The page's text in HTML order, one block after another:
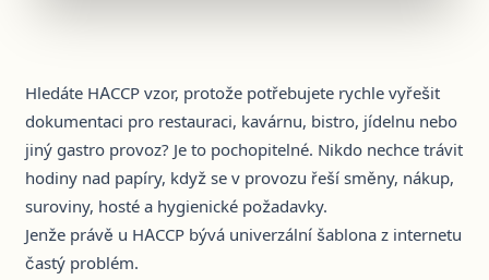
Hledáte HACCP vzor, protože potřebujete rychle vyřešit
dokumentaci pro restauraci, kavárnu, bistro, jídelnu nebo
jiný gastro provoz? Je to pochopitelné. Nikdo nechce trávit
hodiny nad papíry, když se v provozu řeší směny, nákup,
suroviny, hosté a hygienické požadavky.
Jenže právě u HACCP bývá univerzální šablona z internetu
častý problém.